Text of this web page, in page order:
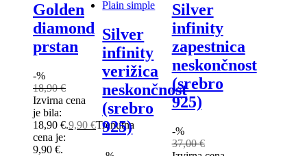
Golden
diamond
prstan
-%
18,90€
Izvirna cena
je bila:
18,90 €.9,90 €Trenutna
cena je:
9,90 €.
Silver
infinity
verižica
neskončnost
(srebro
925)
Silver
infinity
zapestnica
neskončnost
(srebro
925)
-%
37,00€